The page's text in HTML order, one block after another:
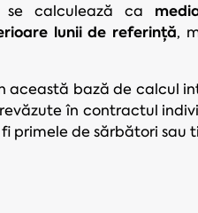
se calculează ca
lunii de referință,
această bază de calcul
în contractul
primele de sărbători